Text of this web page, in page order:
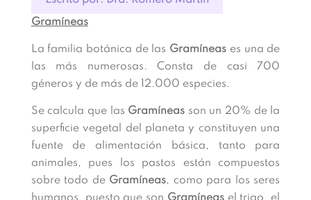
Gramíneas
La familia botánica de las Gramíneas es una de
las más numerosas. Consta de casi 700
géneros y de más de 12.000 especies.
Se calcula que las Gramíneas son un 20% de la
superficie vegetal del planeta y constituyen una
fuente de alimentación básica, tanto para
animales, pues los pastos están compuestos
sobre todo de Gramíneas, como para los seres